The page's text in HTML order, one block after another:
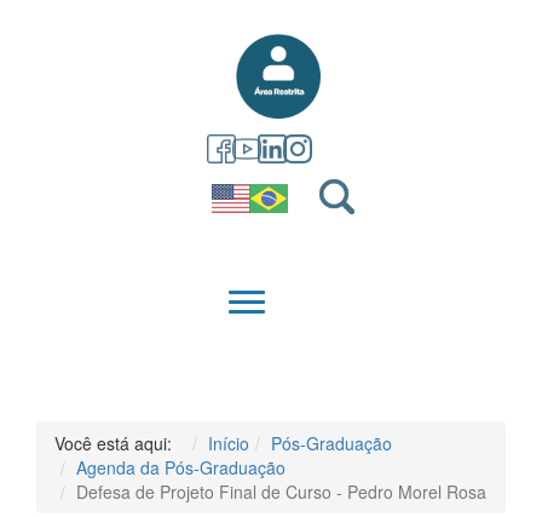
QUEM SOMOS
Você está aqui: Início
Pós-Graduação
Agenda da Pós-Graduação
Defesa de Projeto Final de Curso - Pedro Morel Rosa